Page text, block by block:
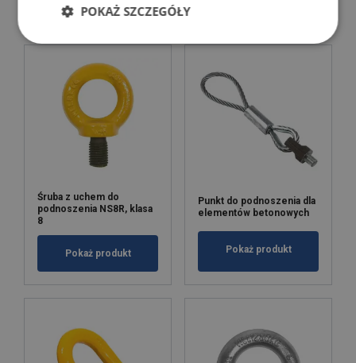
Śruba z uchem do
podnoszenia NS8R, klasa
8
Pokaż produkt
Punkt do podnoszenia dla
elementów betonowych
Pokaż produkt
POKAŻ SZCZEGÓŁY